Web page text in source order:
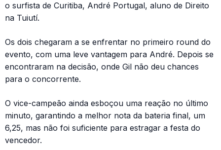
o surfista de Curitiba, André Portugal, aluno de Direito
na Tuiutí.
Os dois chegaram a se enfrentar no primeiro round do
evento, com uma leve vantagem para André. Depois se
encontraram na decisão, onde Gil não deu chances
para o concorrente.
O vice-campeão ainda esboçou uma reação no último
minuto, garantindo a melhor nota da bateria final, um
6,25, mas não foi suficiente para estragar a festa do
vencedor.